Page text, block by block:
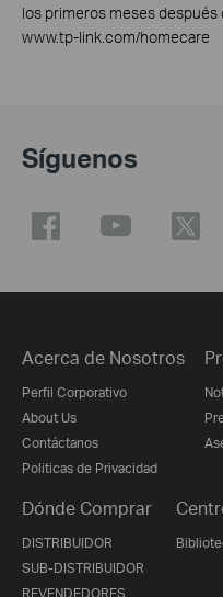
los primeros meses
www.tp-link.com/homecare
Síguenos
Acerca de Nosotros
Perfil Corporativo
About Us
Contáctanos
Politicas de Privacidad
Dónde Comprar
DISTRIBUIDOR
SUB-DISTRIBUIDOR
REVENDEDORES